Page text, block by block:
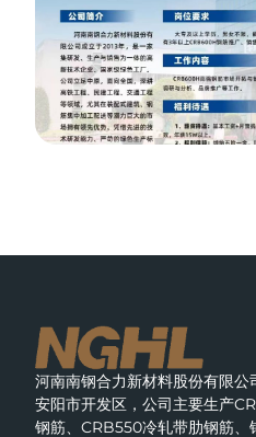
河南南钢合力新材料股份有限公
安阳市开发区，公司主要生产
钢筋、CRB550冷轧带肋钢筋、